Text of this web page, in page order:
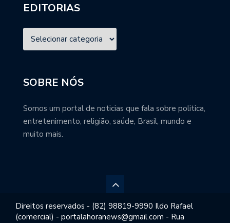
EDITORIAS
SOBRE NÓS
Somos um portal de noticias que fala sobre politica,
entretenimento, religião, saúde, Brasil, mundo e
muito mais.
Direitos reservados - (82) 98819-9990 Ildo Rafael
(comercial) - portalahoranews@gmail.com - Rua